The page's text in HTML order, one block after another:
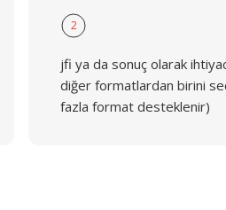
2
jfi ya da sonuç olarak
diğer formatlardan birini
fazla format desteklenir)